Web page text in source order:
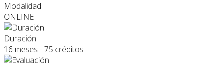
Modalidad
ONLINE
Duración
16 meses - 75 créditos